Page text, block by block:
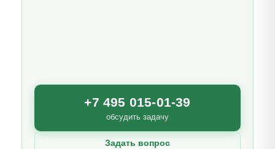
+7 495 015-01-39
обсудить задачу
Задать вопрос